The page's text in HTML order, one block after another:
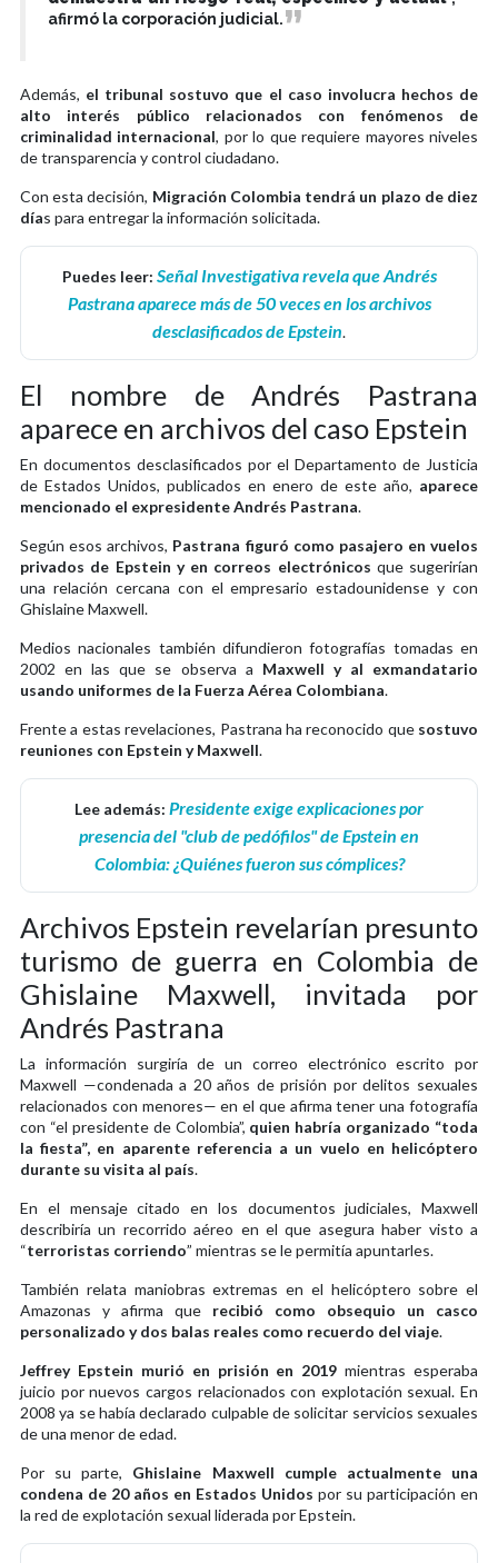
afirmó la corporación judicial.
Además, el tribunal sostuvo que el caso involucra hechos de
alto interés público relacionados con fenómenos de
criminalidad internacional, por lo que requiere mayores niveles
de transparencia y control ciudadano.
Con esta decisión, Migración Colombia tendrá un plazo de diez
días para entregar la información solicitada.
Puedes leer: Señal Investigativa revela que Andrés
Pastrana aparece más de 50 veces en los archivos
desclasificados de Epstein.
El nombre de Andrés Pastrana
aparece en archivos del caso Epstein
En documentos desclasificados por el Departamento de Justicia
de Estados Unidos, publicados en enero de este año, aparece
mencionado el expresidente Andrés Pastrana.
Según esos archivos, Pastrana figuró como pasajero en vuelos
privados de Epstein y en correos electrónicos que sugerirían
una relación cercana con el empresario estadounidense y con
Ghislaine Maxwell.
Medios nacionales también difundieron fotografías tomadas en
2002 en las que se observa a Maxwell y al exmandatario
usando uniformes de la Fuerza Aérea Colombiana.
Frente a estas revelaciones, Pastrana ha reconocido que sostuvo
reuniones con Epstein y Maxwell.
Lee además: Presidente exige explicaciones por
presencia del "club de pedófilos" de Epstein en
Colombia: ¿Quiénes fueron sus cómplices?
Archivos Epstein revelarían presunto
turismo de guerra en Colombia de
Ghislaine Maxwell, invitada por
Andrés Pastrana
La información surgiría de un correo electrónico escrito por
Maxwell —condenada a 20 años de prisión por delitos sexuales
relacionados con menores— en el que afirma tener una fotografía
con “el presidente de Colombia”, quien habría organizado “toda
la fiesta”, en aparente referencia a un vuelo en helicóptero
durante su visita al país.
En el mensaje citado en los documentos judiciales, Maxwell
describiría un recorrido aéreo en el que asegura haber visto a
“terroristas corriendo” mientras se le permitía apuntarles.
También relata maniobras extremas en el helicóptero sobre el
Amazonas y afirma que recibió como obsequio un casco
personalizado y dos balas reales como recuerdo del viaje.
Jeffrey Epstein murió en prisión en 2019 mientras esperaba
juicio por nuevos cargos relacionados con explotación sexual. En
2008 ya se había declarado culpable de solicitar servicios sexuales
de una menor de edad.
Por su parte, Ghislaine Maxwell cumple actualmente una
condena de 20 años en Estados Unidos por su participación en
la red de explotación sexual liderada por Epstein.